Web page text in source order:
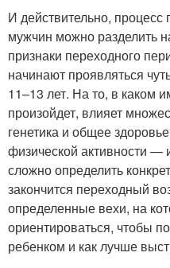
И действительно,
мужчин можно разделить
признаки переходного
начинают проявляться
11–13 лет. На то, в каком
произойдет, влияет
генетика и общее
физической активности —
сложно определить
закончится переходный
определенные вехи, на
ориентироваться, чтобы
ребенком и как лучше